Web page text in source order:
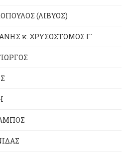
(ΛΙΒΥΟΣ)
κ. ΧΡΥΣΟΣΤΟΜΟΣ Γ´